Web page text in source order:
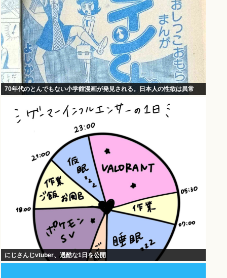
70年代のとんでもない小学館漫画が発見される。日本人の性欲は異常
にじさんじvtuber、過酷な1日を公開